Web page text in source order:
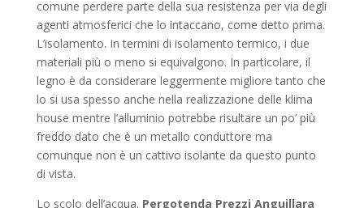
comune perdere parte della sua resistenza per via degli
agenti atmosferici che lo intaccano, come detto prima.
L’isolamento. In termini di isolamento termico, i due
materiali più o meno si equivalgono. In particolare, il
legno è da considerare leggermente migliore tanto che
lo si usa spesso anche nella realizzazione delle klima
house mentre l’alluminio potrebbe risultare un po’ più
freddo dato che è un metallo conduttore ma
comunque non è un cattivo isolante da questo punto
di vista.
Lo scolo dell’acqua. Pergotenda Prezzi Anguillara